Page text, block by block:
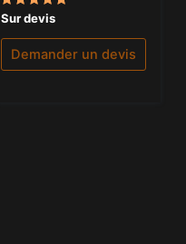
Note
5.00
sur 5
Sur devis
Demander un devis